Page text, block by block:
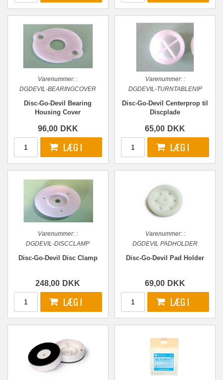
Varenummer: :
DGDEVIL-BEARINGCOVER
Disc-Go-Devil Bearing
Housing Cover
96,00 DKK
Varenummer::
DGDEVIL-TURNTABLENIP
Disc-Go-Devil Centerprop til
Discplade
65,00 DKK
Varenummer: :
DGDEVIL-DISCCLAMP
Disc-Go-Devil Disc Clamp
248,00 DKK
Varenummer::
DGDEVIL PADHOLDER
Disc-Go-Devil Pad Holder
69,00 DKK